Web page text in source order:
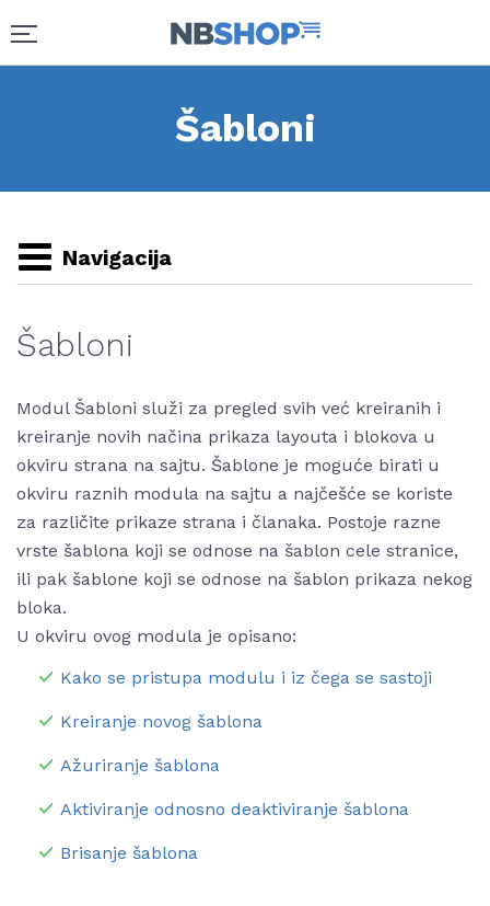
Šabloni
Navigacija
Šabloni
Modul Šabloni služi za pregled svih već kreiranih i
kreiranje novih načina prikaza layouta i blokova u
okviru strana na sajtu. Šablone je moguće birati u
okviru raznih modula na sajtu a najčešće se koriste
za različite prikaze strana i članaka. Postoje razne
vrste šablona koji se odnose na šablon cele stranice,
ili pak šablone koji se odnose na šablon prikaza nekog
bloka.
U okviru ovog modula je opisano:
Kako se pristupa modulu i iz čega se sastoji
Kreiranje novog šablona
Ažuriranje šablona
Aktiviranje odnosno deaktiviranje šablona
Brisanje šablona